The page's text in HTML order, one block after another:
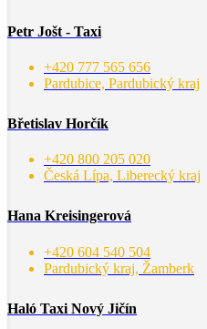
Petr Jošt - Taxi
+420 777 565 656
Pardubice, Pardubický kraj
Břetislav Horčík
+420 800 205 020
Česká Lípa, Liberecký kraj
Hana Kreisingerová
+420 604 540 504
Pardubický kraj, Žamberk
Haló Taxi Nový Jičín